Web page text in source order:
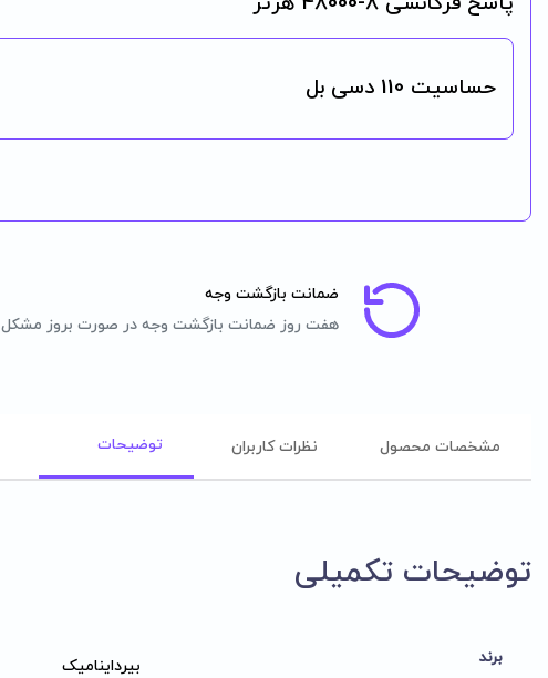
حساسیت 110 دسی بل
ضمانت بازگشت وجه
هفت روز ضمانت بازگشت وجه در صورت بروز مشکل
مشخصات محصول نظرات کاربران توضیحات
توضیحات تکمیلی
برند بیرداینامیک